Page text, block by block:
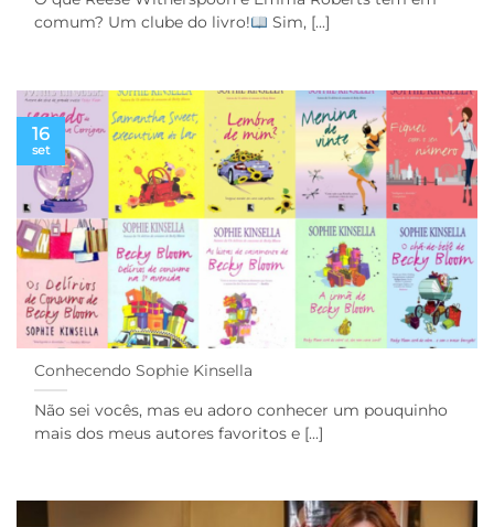
comum? Um clube do livro!
Sim, [...]
Conhecendo Sophie Kinsella
Não sei vocês, mas eu adoro conhecer um pouquinho
mais dos meus autores favoritos e [...]
16
set